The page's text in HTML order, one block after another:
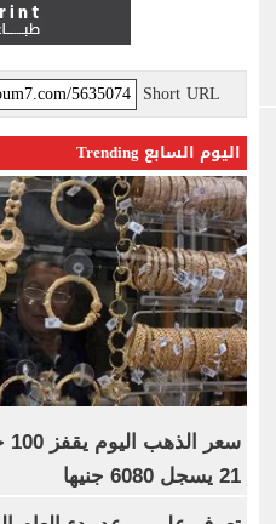
Short URL
اليوم السابع Trending
21 يسجل 6080 جنيها